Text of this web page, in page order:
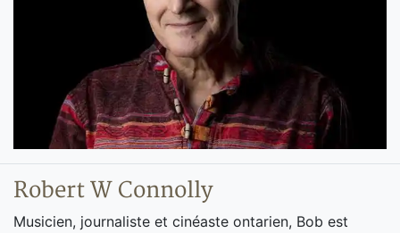
Robert W Connolly
Musicien, journaliste et cinéaste ontarien, Bob est